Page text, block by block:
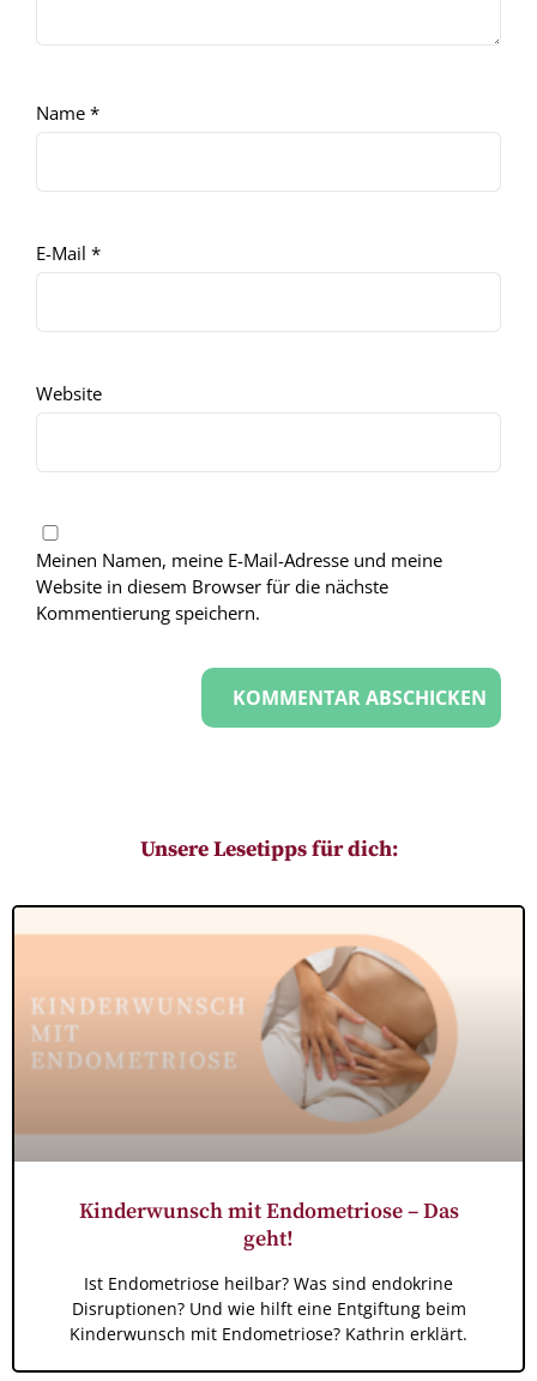
Name *
E-Mail *
Website
Meinen Namen, meine E-Mail-Adresse und meine
Website in diesem Browser für die nächste
Kommentierung speichern.
Unsere Lesetipps für dich:
Kinderwunsch mit Endometriose – Das
geht!
Ist Endometriose heilbar? Was sind endokrine
Disruptionen? Und wie hilft eine Entgiftung beim
Kinderwunsch mit Endometriose? Kathrin erklärt.